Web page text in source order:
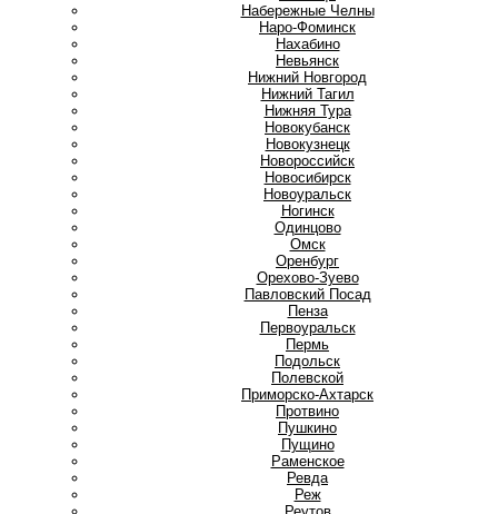
Набережные Челны
Наро-Фоминск
Нахабино
Невьянск
Нижний Новгород
Нижний Тагил
Нижняя Тура
Новокубанск
Новокузнецк
Новороссийск
Новосибирск
Новоуральск
Ногинск
Одинцово
Омск
Оренбург
Орехово-Зуево
Павловский Посад
Пенза
Первоуральск
Пермь
Подольск
Полевской
Приморско-Ахтарск
Протвино
Пушкино
Пущино
Раменское
Ревда
Реж